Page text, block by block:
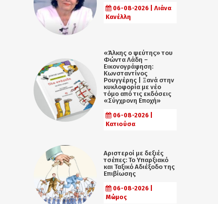
06-08-2026 | Λιάνα
Κανέλλη
«Άλκης ο ψεύτης» του
Φώντα Λάδη –
Εικονογράφηση:
Κωνσταντίνος
Ρουγγέρης | Ξανά στην
κυκλοφορία με νέο
τόμο από τις εκδόσεις
«Σύγχρονη Εποχή»
06-08-2026 |
Κατιούσα
Αριστεροί με δεξιές
τσέπες: Το Υπαρξιακό
και Ταξικό Αδιέξοδο της
Επιβίωσης
06-08-2026 |
Μώμος